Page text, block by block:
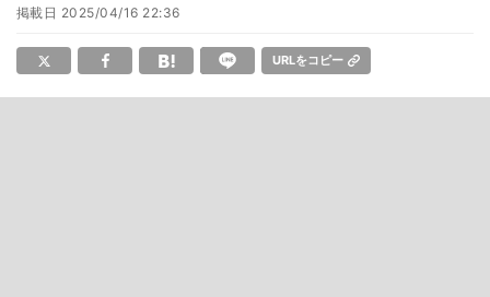
掲載日 2025/04/16 22:36
URLをコピー